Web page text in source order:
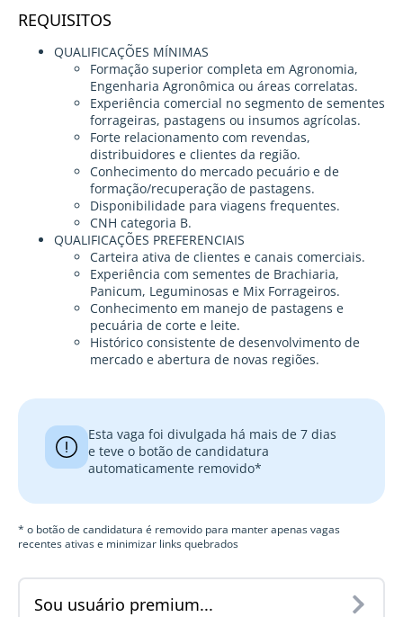
REQUISITOS
QUALIFICAÇÕES MÍNIMAS
Formação superior completa em Agronomia,
Engenharia Agronômica ou áreas correlatas.
Experiência comercial no segmento de sementes
forrageiras, pastagens ou insumos agrícolas.
Forte relacionamento com revendas,
distribuidores e clientes da região.
Conhecimento do mercado pecuário e de
formação/recuperação de pastagens.
Disponibilidade para viagens frequentes.
CNH categoria B.
QUALIFICAÇÕES PREFERENCIAIS
Carteira ativa de clientes e canais comerciais.
Experiência com sementes de Brachiaria,
Panicum, Leguminosas e Mix Forrageiros.
Conhecimento em manejo de pastagens e
pecuária de corte e leite.
Histórico consistente de desenvolvimento de
mercado e abertura de novas regiões.
Esta vaga foi divulgada há mais de 7 dias
e teve o botão de candidatura
automaticamente removido*
* o botão de candidatura é removido para manter apenas vagas
recentes ativas e minimizar links quebrados
Sou usuário premium...